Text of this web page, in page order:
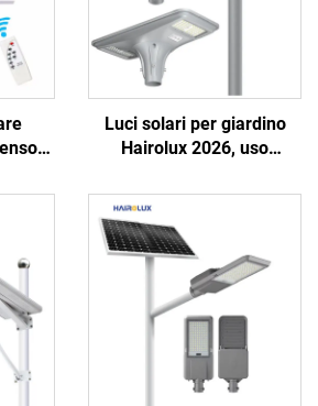
Luci solari per giardino
Hairolux 2026, uso
decorative per esterni,
impermeabili